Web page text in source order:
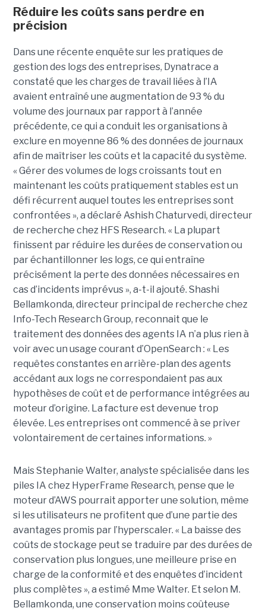
Réduire les coûts sans perdre en
précision
Dans une récente enquête sur les pratiques de
gestion des logs des entreprises, Dynatrace a
constaté que les charges de travail liées à l’IA
avaient entraîné une augmentation de 93 % du
volume des journaux par rapport à l’année
précédente, ce qui a conduit les organisations à
exclure en moyenne 86 % des données de journaux
afin de maîtriser les coûts et la capacité du système.
« Gérer des volumes de logs croissants tout en
maintenant les coûts pratiquement stables est un
défi récurrent auquel toutes les entreprises sont
confrontées », a déclaré Ashish Chaturvedi, directeur
de recherche chez HFS Research. « La plupart
finissent par réduire les durées de conservation ou
par échantillonner les logs, ce qui entraîne
précisément la perte des données nécessaires en
cas d’incidents imprévus », a-t-il ajouté. Shashi
Bellamkonda, directeur principal de recherche chez
Info-Tech Research Group, reconnait que le
traitement des données des agents IA n’a plus rien à
voir avec un usage courant d’OpenSearch : « Les
requêtes constantes en arrière-plan des agents
accédant aux logs ne correspondaient pas aux
hypothèses de coût et de performance intégrées au
moteur d’origine. La facture est devenue trop
élevée. Les entreprises ont commencé à se priver
volontairement de certaines informations. »
Mais Stephanie Walter, analyste spécialisée dans les
piles IA chez HyperFrame Research, pense que le
moteur d’AWS pourrait apporter une solution, même
si les utilisateurs ne profitent que d’une partie des
avantages promis par l’hyperscaler. « La baisse des
coûts de stockage peut se traduire par des durées de
conservation plus longues, une meilleure prise en
charge de la conformité et des enquêtes d’incident
plus complètes », a estimé Mme Walter. Et selon M.
Bellamkonda, une conservation moins coûteuse